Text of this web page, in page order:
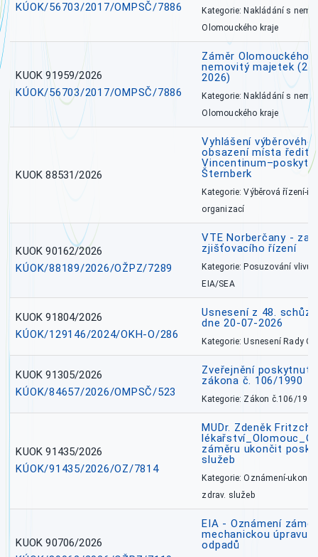
KÚOK/56703/2017/OMPSČ/7886
Kategorie: Nakládání s
Olomouckého kraje
KUOK 91959/2026
KÚOK/56703/2017/OMPSČ/7886
Záměr Olomouckého
nemovitý majetek
2026)
Kategorie: Nakládání s
Olomouckého kraje
KUOK 88531/2026
Vyhlášení výběrového
obsazení místa
Šternberk
Kategorie: Výběrová řízení-
organizací
KUOK 90162/2026
KÚOK/88189/2026/OŽPZ/7289
VTE Norberčany -
zjišťovacího řízení
Kategorie: Posuzování vlivů
EIA/SEA
KUOK 91804/2026
KÚOK/129146/2024/OKH-O/286
Usnesení z 48.
dne 20-07-2026
Kategorie: Usnesení Rady
KUOK 91305/2026
KÚOK/84657/2026/OMPSČ/523
Zveřejnění poskytnutí
zákona č. 106/1990
Kategorie: Zákon č.106/1999
KUOK 91435/2026
KÚOK/91435/2026/OZ/7814
MUDr. Zdeněk
záměru ukončit
služeb
Kategorie: Oznámení-
zdrav. služeb
KUOK 90706/2026
EIA - Oznámení
mechanickou úpravu
odpadů